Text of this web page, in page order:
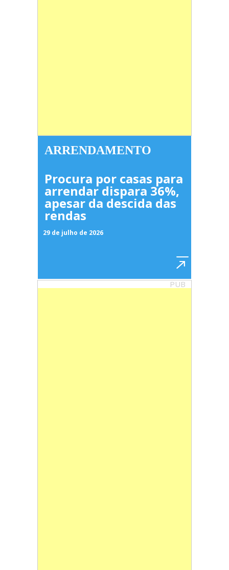
ARRENDAMENTO
Procura por casas para
arrendar dispara 36%,
apesar da descida das
rendas
29 de julho de 2026
PUB